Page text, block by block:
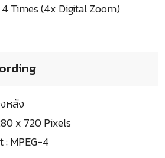
Times (4x Digital Zoom)
หลัง
x 720 Pixels
: MPEG-4